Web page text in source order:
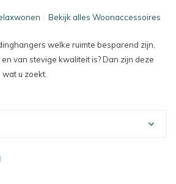
Bekijk alles Woonaccessoires
welke ruimte besparend zijn,
van stevige kwaliteit is? Dan zijn deze
u zoekt.